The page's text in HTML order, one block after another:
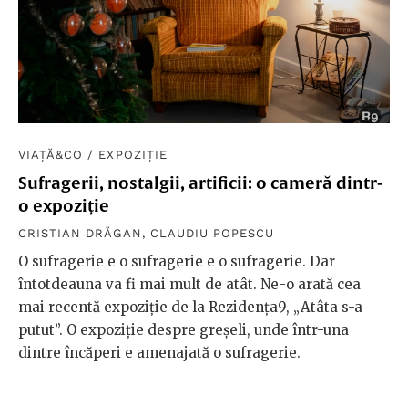
VIAȚĂ&CO / EXPOZIȚIE
Sufragerii, nostalgii, artificii: o cameră dintr-
o expoziție
CRISTIAN DRĂGAN , CLAUDIU POPESCU
O sufragerie e o sufragerie e o sufragerie. Dar
întotdeauna va fi mai mult de atât. Ne-o arată cea
mai recentă expoziție de la Rezidența9, „Atâta s-a
putut”. O expoziție despre greșeli, unde într-una
dintre încăperi e amenajată o sufragerie.